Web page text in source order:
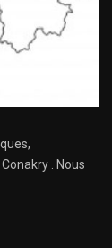
. Nous